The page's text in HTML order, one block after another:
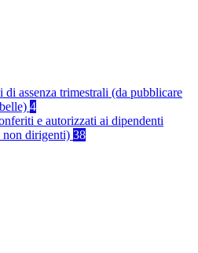
di assenza trimestrali (da pubblicare
4
e autorizzati ai dipendenti
non dirigenti) 38